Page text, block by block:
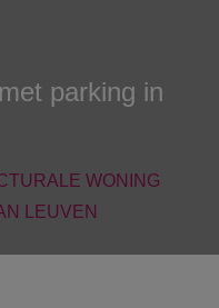
parking in
WONING
LEUVEN